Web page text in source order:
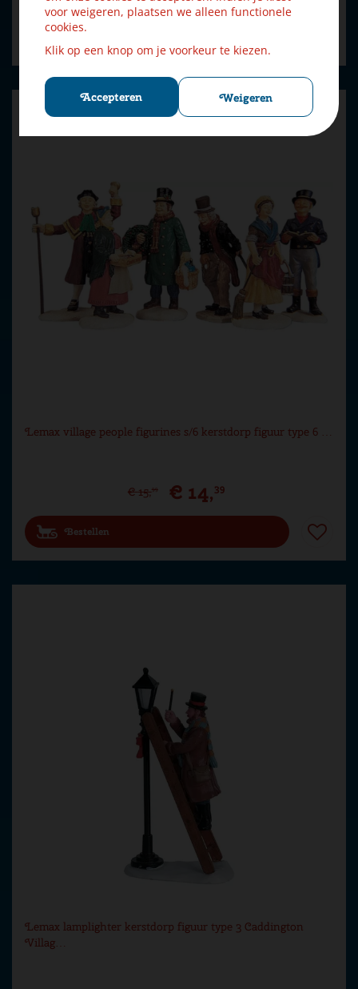
voor weigeren, plaatsen we alleen functionele
cookies.
Klik op een knop om je voorkeur te kiezen.
Accepteren Weigeren
Lemax village people figurines s/6 kerstdorp figuur type 6 …
€ 15,99 € 14,39
Bestellen
Lemax lamplighter kerstdorp figuur type 3 Caddington
Villag…